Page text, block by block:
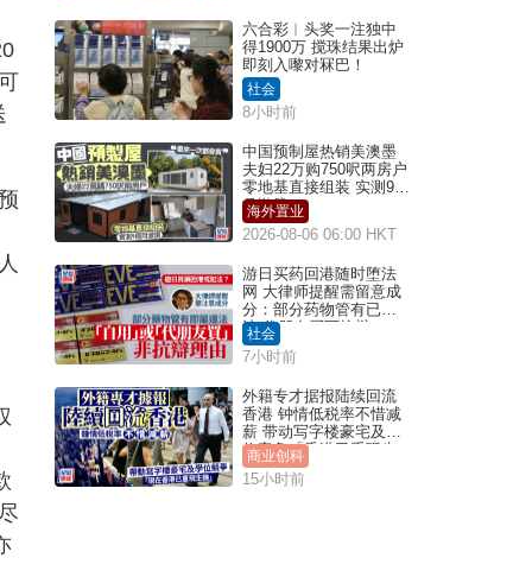
六合彩︱头奖一注独中
得1900万 搅珠结果出炉
即刻入嚟对冧巴！
社会
8小时前
中国预制屋热销美澳墨
夫妇22万购750呎两房户
零地基直接组装 实测9个
月激赞
海外置业
2026-08-06 06:00 HKT
游日买药回港随时堕法
网 大律师提醒需留意成
分：部分药物管有已违
法 代朋友买可抗辩？
社会
7小时前
外籍专才据报陆续回流
香港 钟情低税率不惜减
薪 带动写字楼豪宅及学
位竞争「香港已重现生
机」
商业创科
15小时前